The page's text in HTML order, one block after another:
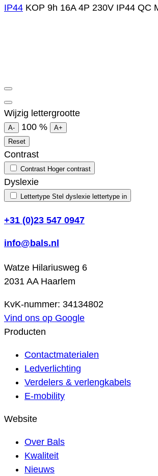
IP44 KOP 9h 16A 4P 230V IP44 QC
Wijzig lettergrootte
A- 100 %
A+
Reset
Contrast
Contrast Hoger contrast
Dyslexie
Lettertype Stel dyslexie lettertype in
+31 (0)23 547 0947
info@bals.nl
Watze Hilariusweg 6
2031 AA Haarlem
KvK-nummer: 34134802
Vind ons op Google
Producten
Contactmaterialen
Ledverlichting
Verdelers & verlengkabels
E-mobility
Website
Over Bals
Kwaliteit
Nieuws